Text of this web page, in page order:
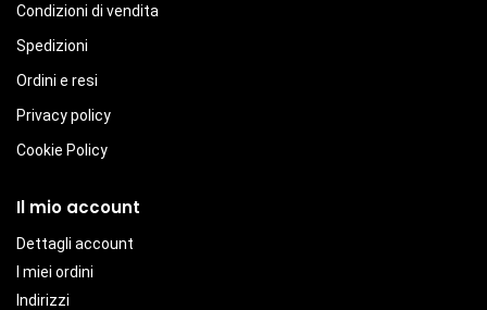
Condizioni di vendita
Spedizioni
Ordini e resi
Privacy policy
Cookie Policy
Il mio account
Dettagli account
I miei ordini
Indirizzi